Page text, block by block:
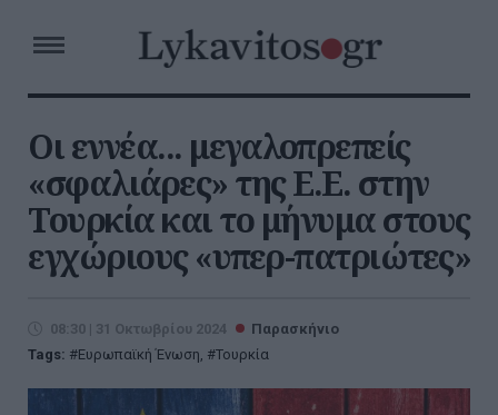
Οι εννέα... μεγαλοπρεπείς
«σφαλιάρες» της Ε.Ε. στην
Τουρκία και το μήνυμα στους
εγχώριους «υπερ-πατριώτες»
08:30 | 31 Οκτωβρίου 2024
Παρασκήνιο
Tags:
Ευρωπαϊκή Ένωση, Τουρκία